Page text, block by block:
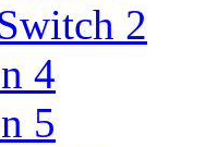
2
4
5